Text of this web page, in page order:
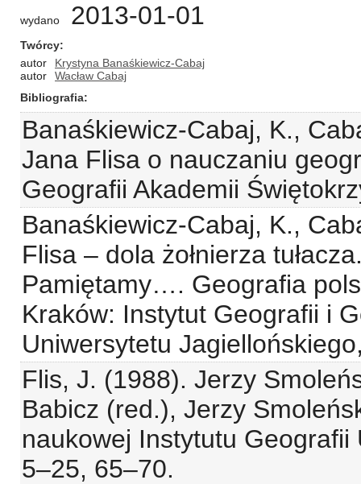
wydano 2013-01-01
Twórcy
autor
Krystyna Banaśkiewicz-Cabaj
autor
Wacław Cabaj
Bibliografia
Banaśkiewicz-Cabaj, K.,
Jana Flisa o nauczaniu
Geografii Akademii
Banaśkiewicz-Cabaj, K.,
Flisa – dola żołnierza
Pamiętamy…. Geografia
Kraków: Instytut Geografii i
Uniwersytetu
Flis, J. (1988). Jerzy
Babicz (red.), Jerzy
naukowej Instytutu Geografii
5–25, 65–70.